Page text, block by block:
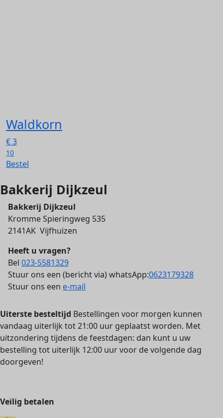
Waldkorn
€3
10
Bestel
Bakkerij Dijkzeul
Bakkerij Dijkzeul
Kromme Spieringweg 535
2141AK Vijfhuizen
Heeft u vragen?
Bel 023-5581329
Stuur ons een (bericht via) whatsApp:0623179328
Stuur ons een e-mail
Uiterste besteltijd Bestellingen voor morgen kunnen
vandaag uiterlijk tot 21:00 uur geplaatst worden. Met
uitzondering tijdens de feestdagen: dan kunt u uw
bestelling tot uiterlijk 12:00 uur voor de volgende dag
doorgeven!
Veilig betalen